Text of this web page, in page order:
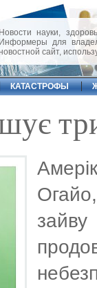
Новости науки,
Информеры для
новостной сайт,
КАТАСТРОФЫ